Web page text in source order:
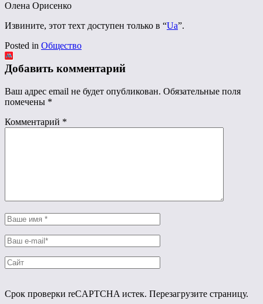
Олена Орисенко
Извините, этот техт доступен только в “Ua”.
Posted in Общество
Добавить комментарий
Ваш адрес email не будет опубликован. Обязательные поля
помечены *
Комментарий *
Срок проверки reCAPTCHA истек. Перезагрузите страницу.